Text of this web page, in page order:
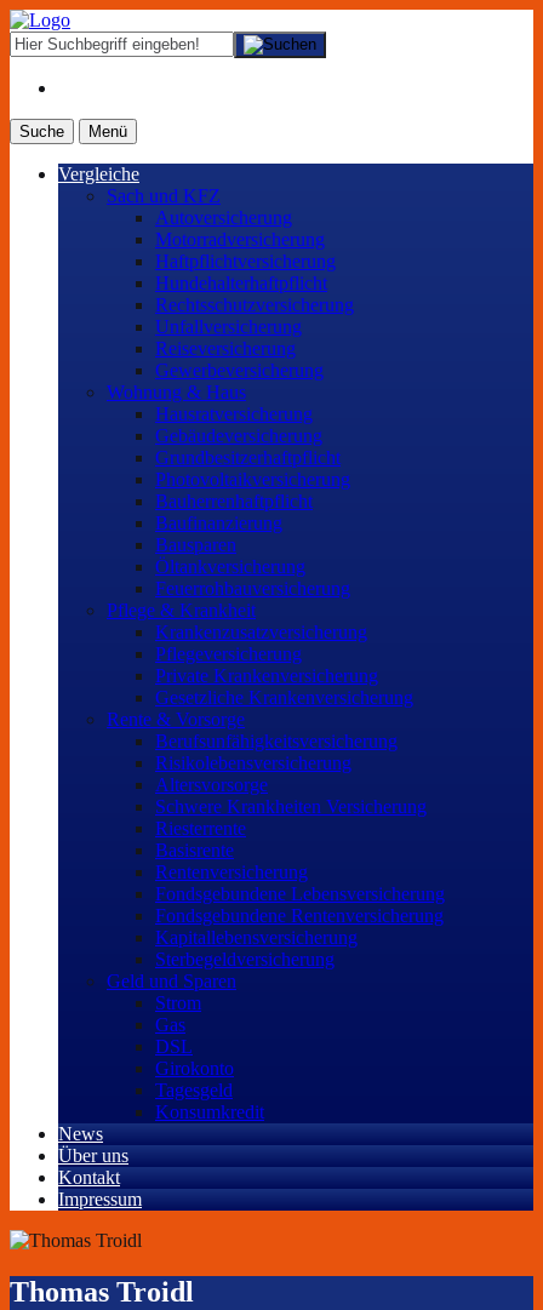
Suche Menü
Vergleiche
Sach und KFZ
Autoversicherung
Motorradversicherung
Haftpflichtversicherung
Hundehalterhaftpflicht
Rechtsschutzversicherung
Unfallversicherung
Reiseversicherung
Gewerbeversicherung
Wohnung & Haus
Hausratversicherung
Gebäudeversicherung
Grundbesitzerhaftpflicht
Photovoltaikversicherung
Bauherrenhaftpflicht
Baufinanzierung
Bausparen
Öltankversicherung
Feuerrohbauversicherung
Pflege & Krankheit
Krankenzusatzversicherung
Pflegeversicherung
Private Krankenversicherung
Gesetzliche Krankenversicherung
Rente & Vorsorge
Berufs­unfähigkeitsversicherung
Risikolebensversicherung
Altersvorsorge
Schwere Krankheiten Versicherung
Riesterrente
Basisrente
Rentenversicherung
Fondsgebundene Lebensversicherung
Fondsgebundene Rentenversicherung
Kapitallebensversicherung
Sterbegeldversicherung
Geld und Sparen
Strom
Gas
DSL
Girokonto
Tagesgeld
Konsumkredit
News
Über uns
Kontakt
Impressum
Thomas Troidl